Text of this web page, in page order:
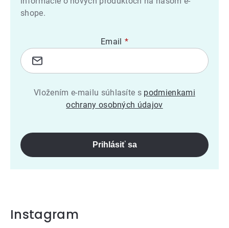
shope.
Email
Vložením e-mailu súhlasíte s podmienkami
ochrany osobných údajov
Prihlásiť sa
Instagram